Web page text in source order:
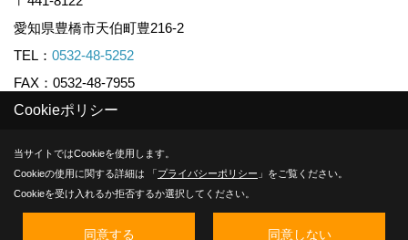
愛知県豊橋市天伯町豊216-2
TEL： 0532-48-5252
FAX：0532-48-7955
Copyright (c) KAMIYA CO.,LTD. All Rights Reserved.
Produced byゴデスクリエイト
Cookieポリシー
当サイトではCookieを使用します。
Cookieの使用に関する詳細は 「プライバシーポリシー 」をご覧ください。
Cookieを受け入れるか拒否するか選択してください。
同意する 同意しない